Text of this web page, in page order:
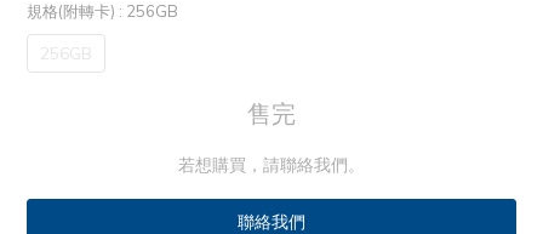
規格(附轉卡) : 256GB
256GB
售完
若想購買，請聯絡我們。
聯絡我們